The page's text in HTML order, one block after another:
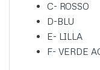
C- ROSSO
D-BLU
E- LILLA
F- VERDE